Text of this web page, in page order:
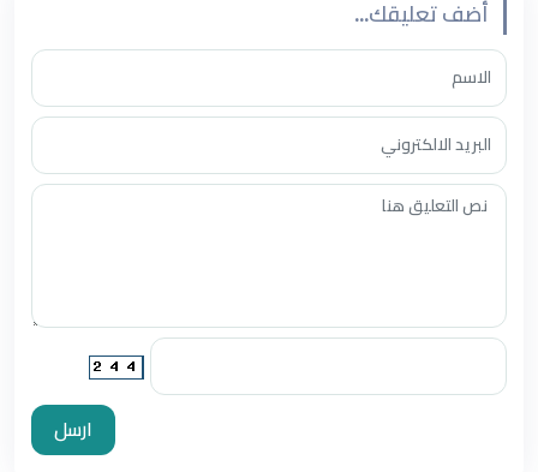
أضف تعليقك...
ارسل